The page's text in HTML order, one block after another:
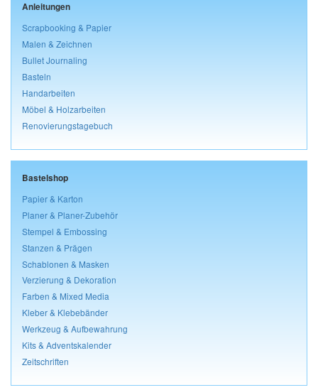
Anleitungen
Scrapbooking & Papier
Malen & Zeichnen
Bullet Journaling
Basteln
Handarbeiten
Möbel & Holzarbeiten
Renovierungstagebuch
Bastelshop
Papier & Karton
Planer & Planer-Zubehör
Stempel & Embossing
Stanzen & Prägen
Schablonen & Masken
Verzierung & Dekoration
Farben & Mixed Media
Kleber & Klebebänder
Werkzeug & Aufbewahrung
Kits & Adventskalender
Zeitschriften